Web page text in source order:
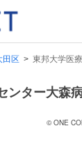
田区 東邦大学医
ンター大森
© ONE